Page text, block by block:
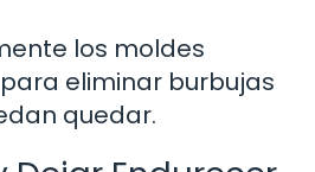
los moldes
eliminar burbujas
quedar.